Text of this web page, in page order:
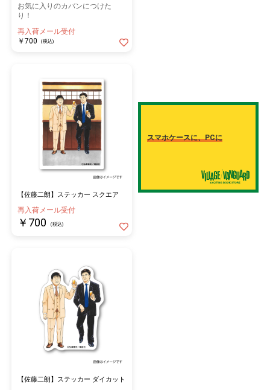
お気に入りのカバンにつけた
り！
再入荷メール受付
￥700
(税込)
【佐藤二朗】ステッカー スクエア
再入荷メール受付
￥700 (税込)
スマホケースに、PCに
【佐藤二朗】ステッカー ダイカット